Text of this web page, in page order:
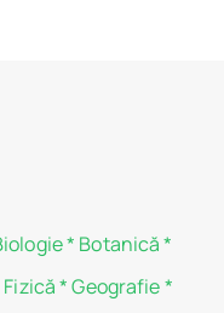
* Botanică *
Fizică* Geografie*